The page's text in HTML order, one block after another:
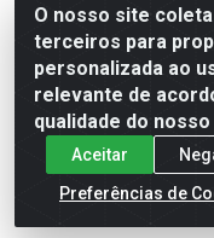
O nosso site
terceiros para
personalizada ao
relevante de
qualidade do
Aceitar
Preferências de
V. C. Ferragens
Bandeira, Rio de
Todas as regras
prazos de
válidos apenas
estoque sujeito